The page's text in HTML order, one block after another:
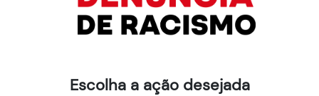
Escolha a ação desejada